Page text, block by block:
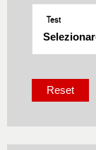
Test